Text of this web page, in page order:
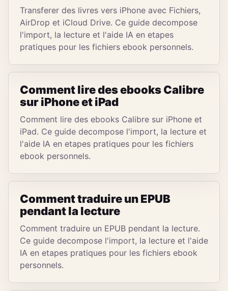
Transferer des livres vers iPhone avec Fichiers,
AirDrop et iCloud Drive. Ce guide decompose
l'import, la lecture et l'aide IA en etapes
pratiques pour les fichiers ebook personnels.
Comment lire des ebooks Calibre
sur iPhone et iPad
Comment lire des ebooks Calibre sur iPhone et
iPad. Ce guide decompose l'import, la lecture et
l'aide IA en etapes pratiques pour les fichiers
ebook personnels.
Comment traduire un EPUB
pendant la lecture
Comment traduire un EPUB pendant la lecture.
Ce guide decompose l'import, la lecture et l'aide
IA en etapes pratiques pour les fichiers ebook
personnels.